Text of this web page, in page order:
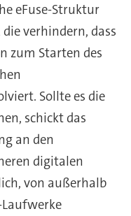
eFuse-Struktur
verhindern, dass
zum Starten des
Sollte es die
schickt das
an den
digitalen
von außerhalb